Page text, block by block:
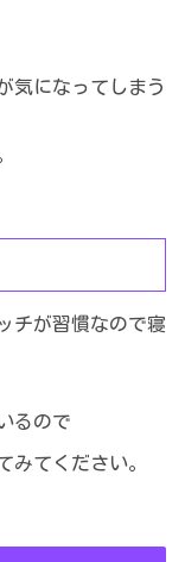
気になってしまう
チが習慣なので寝
るので
みてください。